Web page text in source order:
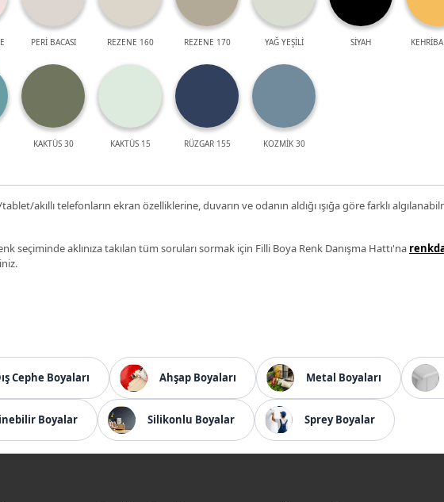
PERİ BACASI REZENE 160 REZENE 170 YAĞ YEŞİLİ SİYAH
KAKTÜS 30 KAKTÜS 15 RÜZGAR 155 KOZMİK 30
akıllı telefonların ekran özelliklerine, duvarın ve odanın aldığı ışığa göre farklı
seçiminde aklınıza takılan tüm soruları sormak için Filli Boya Renk Danışma Hattı'na
Cephe Boyaları Ahşap Boyaları Metal Boyaları
Boyalar Silikonlu Boyalar Sprey Boyalar